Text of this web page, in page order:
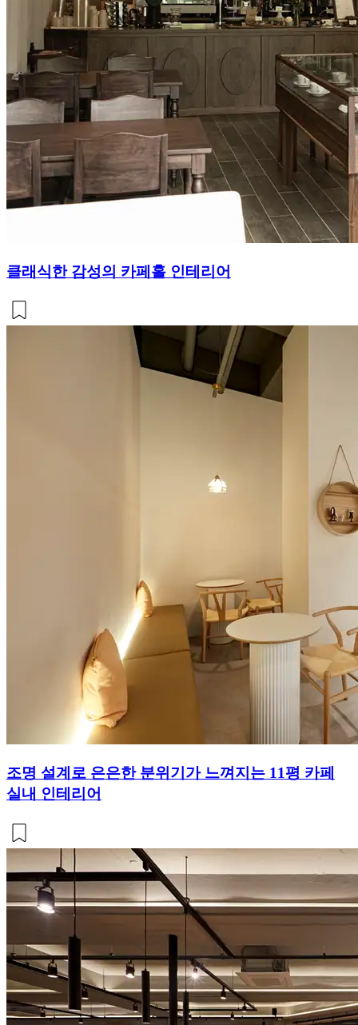
클래식한 감성의 카페홀 인테리어
조명 설계로 은은한 분위기가 느껴지는 11평 카페
실내 인테리어